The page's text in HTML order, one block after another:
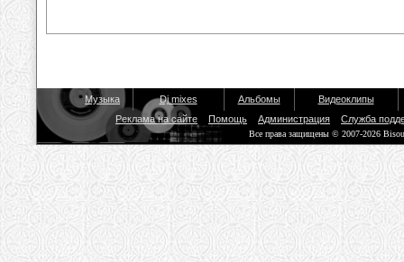
Музыка Dj mixes Альбомы
Видеоклипы
Реклама на сайте
Помощь Администрация Служба
Все права защищены © 2007-2026